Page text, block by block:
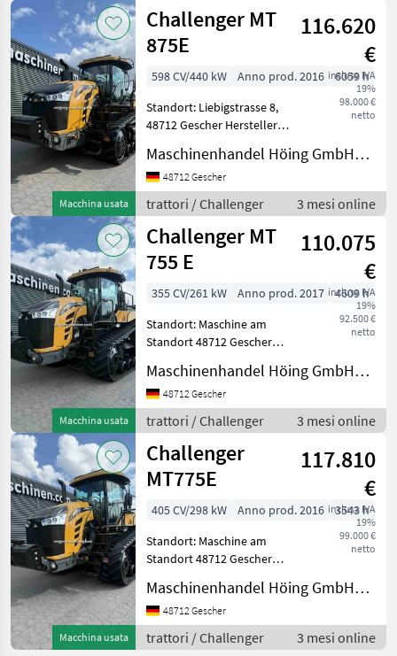
Motorle
Macchina usata
Challenger MT
875E
116.620
€
inclusa IVA
19%
98.000 €
netto
598 CV/440 kW Anno prod. 2016
6059 h
Standort: Liebigstrasse 8,
48712 Gescher Hersteller
Baujahr/Erstzulassung
07.06.2016 Betriebsstunden
6059 Motorleistung KW / PS
440
Maschinenhandel Höing GmbH&Co.KG
48712 Gescher
trattori / Challenger 3 mesi online
Macchina usata
Challenger MT
755 E
110.075
€
inclusa IVA
19%
92.500 €
netto
355 CV/261 kW Anno prod. 2017
4609 h
Standort: Maschine am
Standort 48712 Gescher
MT 755 E Betriebsstunden
4609 Baujahr/Erstzulassung
20.03.2017 Motorleistung
KW / PS 261
Maschinenhandel Höing GmbH&Co.KG
48712 Gescher
trattori / Challenger 3 mesi online
Macchina usata
Challenger
MT775E
117.810
€
inclusa IVA
19%
99.000 €
netto
405 CV/298 kW Anno prod. 2016
3543 h
Standort: Maschine am
Standort 48712 Gescher
MT 775 E
Baujahr/Erstzulassung
24.03.2016 Betriebsstunden
3543 Motorleistung KW / PS
Maschinenhandel Höing GmbH&Co.KG
48712 Gescher
trattori / Challenger 3 mesi online